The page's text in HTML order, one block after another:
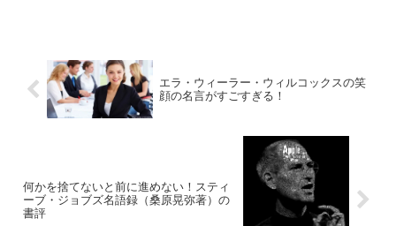
エラ・ウィーラー・ウィルコックスの笑
顔の名言がすごすぎる！
何かを捨てないと前に進めない！スティ
ーブ・ジョブズ名語録（桑原晃弥著）の
書評